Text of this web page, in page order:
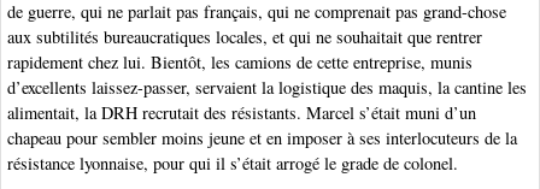
de guerre, qui ne parlait pas français, qui ne comprenait pas grand-chose
aux subtilités bureaucratiques locales, et qui ne souhaitait que rentrer
rapidement chez lui. Bientôt, les camions de cette entreprise, munis
d’excellents laissez-passer, servaient la logistique des maquis, la cantine les
alimentait, la DRH recrutait des résistants. Marcel s’était muni d’un
chapeau pour sembler moins jeune et en imposer à ses interlocuteurs de la
résistance lyonnaise, pour qui il s’était arrogé le grade de colonel.